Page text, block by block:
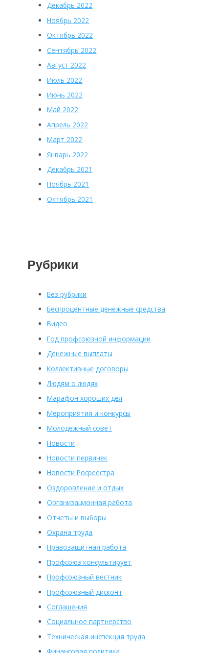
Декабрь 2022
Ноябрь 2022
Октябрь 2022
Сентябрь 2022
Август 2022
Июль 2022
Июнь 2022
Май 2022
Апрель 2022
Март 2022
Январь 2022
Декабрь 2021
Ноябрь 2021
Октябрь 2021
Рубрики
Без рубрики
Беспроцентные денежные средства
Видео
Год профсоюзной информации
Денежные выплаты
Коллективные договоры
Людям о людях
Марафон хороших дел
Мероприятия и конкурсы
Молодежный совет
Новости
Новости первичек
Новости Росреестра
Оздоровление и отдых
Организационная работа
Отчеты и выборы
Охрана труда
Правозащитная работа
Профсоюз консультирует
Профсоюзный вестник
Профсоюзный дисконт
Соглашения
Социальное партнерство
Техническая инспекция труда